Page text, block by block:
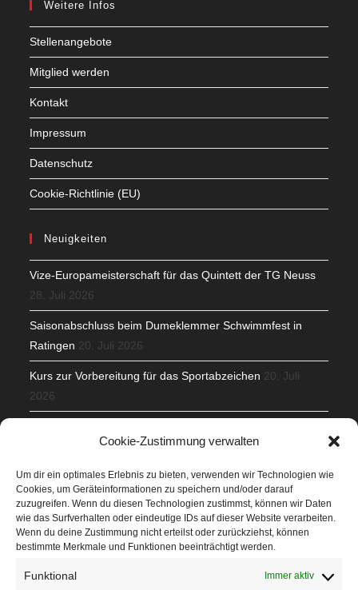
Cookie-Zustimmung verwalten
Um dir ein optimales Erlebnis zu bieten, verwenden wir Technologien wie
Cookies, um Geräteinformationen zu speichern und/oder darauf
zuzugreifen. Wenn du diesen Technologien zustimmst, können wir Daten
wie das Surfverhalten oder eindeutige IDs auf dieser Website verarbeiten.
Wenn du deine Zustimmung nicht erteilst oder zurückziehst, können
bestimmte Merkmale und Funktionen beeinträchtigt werden.
Funktional Immer aktiv
Weitere Infos
Stellenangebote
Mitglied werden
Kontakt
Impressum
Datenschutz
Cookie-Richtlinie (EU)
Neuigkeiten
Vize-Europameisterschaft für das Quintett der TG Neuss
28. Juli 2026
Saisonabschluss beim Dumeklemmer Schwimmfest in
Ratingen 20. Juli 2026
Kurs zur Vorbereitung für das Sportabzeichen 20. Juli
2026
Veranstaltungen
Höffner Run